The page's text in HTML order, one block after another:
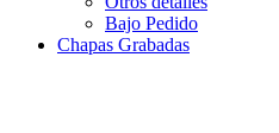
Bajo Pedido
Chapas Grabadas